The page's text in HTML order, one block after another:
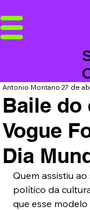
Baile do
Vogue
Dia
Antonio Montano27 de
Quem assistiu
político da
que esse